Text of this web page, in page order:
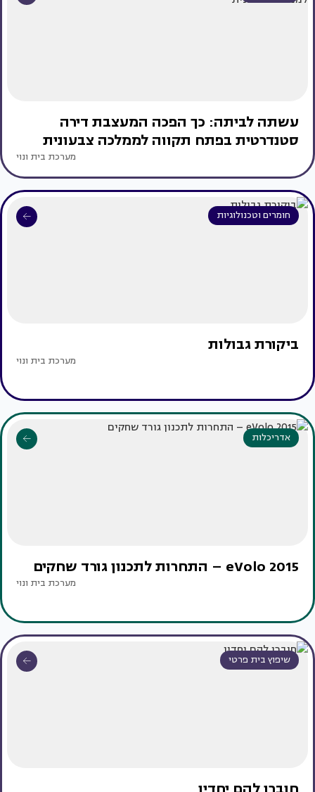
עשתה לביתה: כך הפכה המעצבת דירה
סטנדרטית בפתח תקווה לממלכה צבעונית
מערכת בית ונוי
חומרים וטכנולוגיות
ביקורת גבולות
מערכת בית ונוי
אדריכלות
eVolo 2015 – התחרות לתכנון גורד שחקים
מערכת בית ונוי
שיפוץ בית פרטי